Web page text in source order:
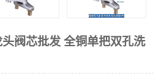
阀芯批发 全铜单把双孔洗